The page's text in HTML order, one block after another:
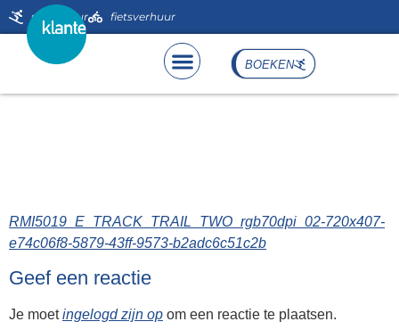
de
inhoud
skiverhuur fietsverhuur
BOEKEN
RMI5019_E_TRACK_TRAIL_TWO_rgb70dpi_02-720x407-
e74c06f8-5879-43ff-9573-b2adc6c51c2b
Geef een reactie
Je moetingelogd zijn op om een reactie te plaatsen.